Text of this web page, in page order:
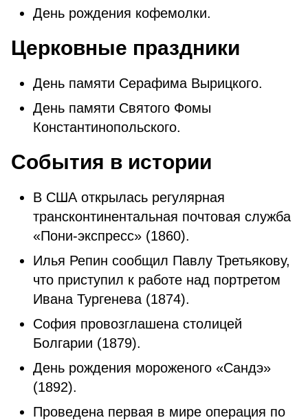
День рождения кофемолки.
Церковные праздники
День памяти Серафима Вырицкого.
День памяти Святого Фомы
Константинопольского.
События в истории
В США открылась регулярная
трансконтинентальная почтовая служба
«Пони-экспресс» (1860).
Илья Репин сообщил Павлу Третьякову,
что приступил к работе над портретом
Ивана Тургенева (1874).
София провозглашена столицей
Болгарии (1879).
День рождения мороженого «Сандэ»
(1892).
Проведена первая в мире операция по